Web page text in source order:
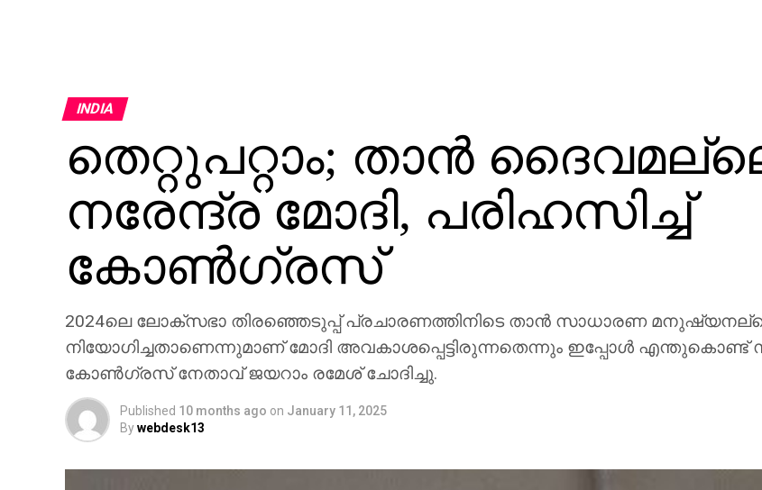
INDIA
തെറ്റുപറ്റാം; താന്‍
നരേന്ദ്ര മോദി, പരിഹസിച്ച്
കോണ്‍ഗ്രസ്‌
2024ലെ ലോക്‌സഭാ തിരഞ്ഞെടുപ്പ് പ്രചാരണത്തിനിടെ താന്‍ സാധാരണ
നിയോഗിച്ചതാണെന്നുമാണ് മോദി അവകാശപ്പെട്ടിരുന്നതെന്നും ഇപ്പോള്‍
കോണ്‍ഗ്രസ് നേതാവ് ജയറാം രമേശ് ചോദിച്ചു.
Published 10 months ago on January 11, 2025
Bywebdesk13